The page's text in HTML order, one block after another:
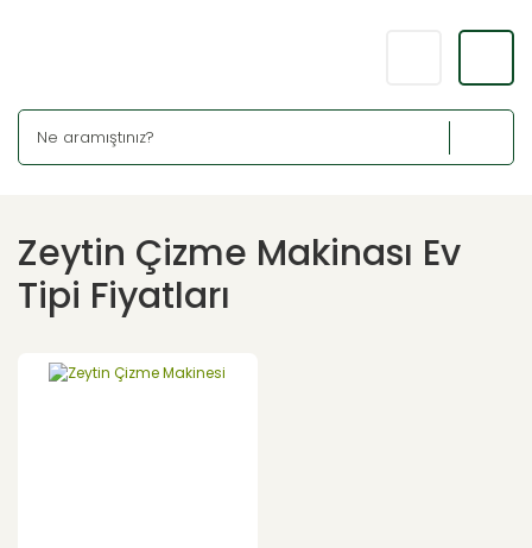
Zeytin Çizme Makinası Ev
Tipi Fiyatları